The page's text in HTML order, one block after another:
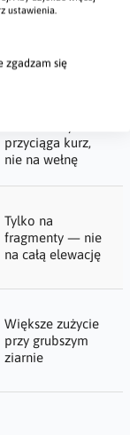
ustawienia.
zgadzam się
elewacyjną po
nałożeniu
przyciąga kurz,
nie na wełnę
Tylko na
fragmenty — nie
na całą elewację
Większe zużycie
przy grubszym
ziarnie